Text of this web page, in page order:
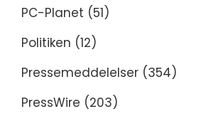
PC-Planet (51)
Politiken (12)
Pressemeddelelser (354)
PressWire (203)